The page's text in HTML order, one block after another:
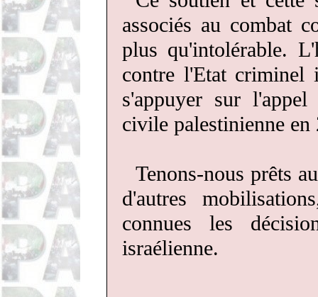
associés au combat
plus qu'intolérable.
contre l'Etat criminel
s'appuyer sur
civile palestinienne en
Tenons-nous prêts
d'autres
connues les
israélienne.